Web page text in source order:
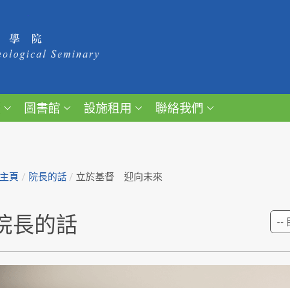
圖書館 設施租用 聯絡我們
主頁 / 院長的話 / 立於基督 迎向未來
長的話